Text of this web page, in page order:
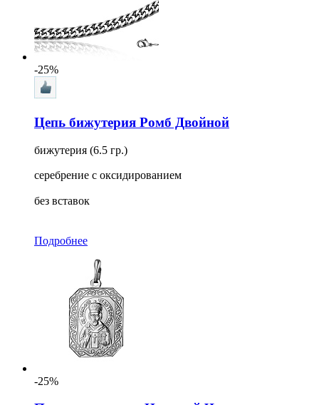
-25%
Цепь бижутерия Ромб Двойной
бижутерия (6.5 гр.)
серебрение с оксидированием
без вставок
Подробнее
-25%